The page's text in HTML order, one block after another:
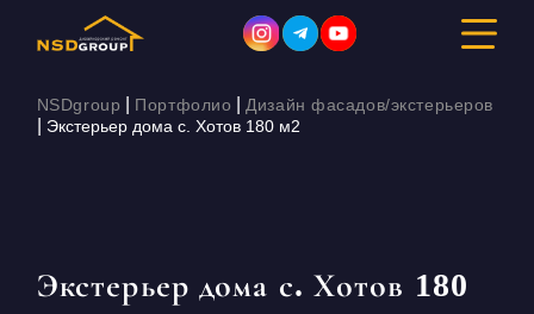
СТРОИТЕЛЬСТВО
NSDgroup Портфолио Дизайн фасадов/экстерьеров
Экстерьер дома с. Хотов 180 м2
Экстерьер дома с. Хотов 180